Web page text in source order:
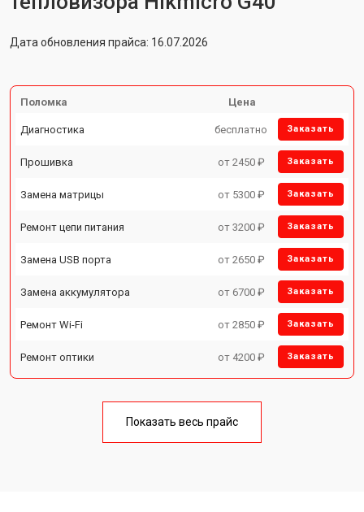
Дата обновления прайса: 16.07.2026
Поломка Цена
Диагностика бесплатно Заказать
Прошивка от 2450 ₽ Заказать
Замена матрицы от 5300 ₽ Заказать
Ремонт цепи питания от 3200 ₽ Заказать
Замена USB порта от 2650 ₽ Заказать
Замена аккумулятора от 6700 ₽ Заказать
Ремонт Wi-Fi от 2850 ₽ Заказать
Ремонт оптики от 4200 ₽ Заказать
Показать весь прайс